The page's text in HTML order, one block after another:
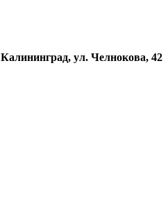
Калининград, ул. Челнокова, 42